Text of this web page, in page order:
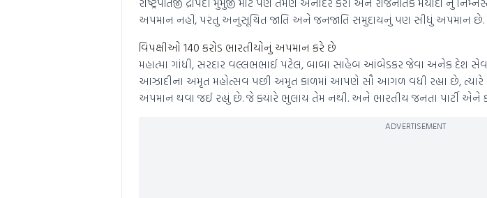
અપમાન નહીં, પરંતુ અનુસૂચિત જાતિ અને જનજાતિ સમુદાયનું પણ સીધું અપમાન છે.
વિપક્ષીઓ 140 કરોડ ભારતીયોનું અપમાન કરે છે
મહાત્મા ગાંધી, સરદાર વલ્લભભાઈ પટેલ, બાબા સાહેબ આંબેડકર જેવા અનેક
આઝાદીના અમૃત મહોત્સવ પછી અમૃત કાળમાં આપણે સૌ આગળ વધી રહ્યા છે, ત્યારે આ
અપમાન થવા જઈ રહ્યું છે. જે ક્યારે ભુલાય તેમ નથી. અને ભારતીય જનતા પાર્ટી એને
ADVERTISEMENT